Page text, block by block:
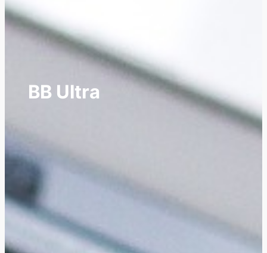
BB Ultra